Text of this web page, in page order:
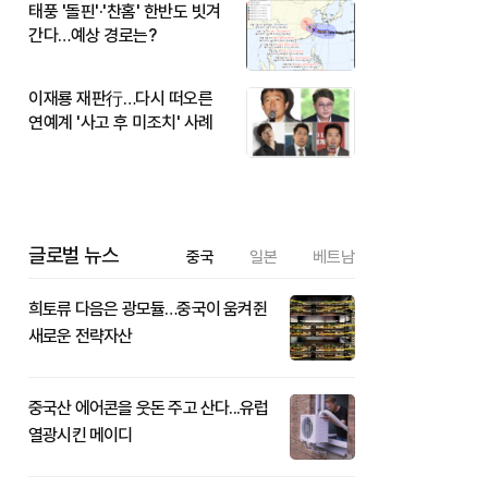
태풍 '돌핀'·'찬홈' 한반도 빗겨
간다…예상 경로는?
이재룡 재판行…다시 떠오른
연예계 '사고 후 미조치' 사례
글로벌 뉴스 중국 일본 베트남
희토류 다음은 광모듈…중국이 움켜쥔
새로운 전략자산
중국산 에어콘을 웃돈 주고 산다...유럽
열광시킨 메이디